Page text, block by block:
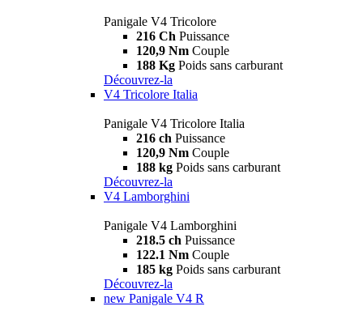
Panigale V4 Tricolore
216 Ch Puissance
120,9 Nm Couple
188 Kg Poids sans carburant
Découvrez-la
V4 Tricolore Italia
Panigale V4 Tricolore Italia
216 ch Puissance
120,9 Nm Couple
188 kg Poids sans carburant
Découvrez-la
V4 Lamborghini
Panigale V4 Lamborghini
218.5 ch Puissance
122.1 Nm Couple
185 kg Poids sans carburant
Découvrez-la
new Panigale V4 R